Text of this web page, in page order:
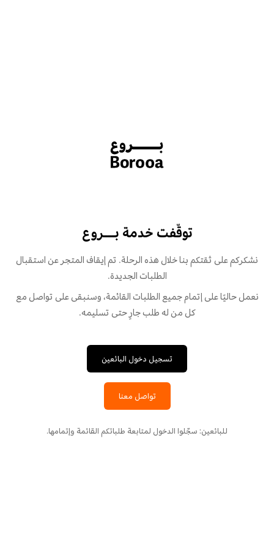
توقّفت خدمة بـــروع
نشكركم على ثقتكم بنا خلال هذه الرحلة. تم إيقاف المتجر عن استقبال
الطلبات الجديدة.
نعمل حاليًا على إتمام جميع الطلبات القائمة، وسنبقى على تواصل مع
كل من له طلب جارٍ حتى تسليمه.
تسجيل دخول البائعين
تواصل معنا
للبائعين: سجّلوا الدخول لمتابعة طلباتكم القائمة وإتمامها.